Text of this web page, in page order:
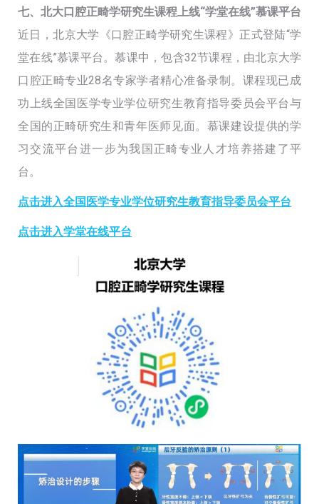
七、北大口腔正畸学研究生课程上线“学堂在线”慕课平台
近日，北京大学《口腔正畸学研究生课程》正式登陆“学
堂在线”慕课平台。慕课中，包含32节课程，由北京大学
口腔正畸专业28名专家学者精心准备录制。课程现已成
功上线全国医学专业学位研究生教育指导委员会平台与
全国的正畸研究生和青年医师见面。 慕课建设提供的学
习交流平台进一步为我国正畸专业人才培养搭建了平
台。
点击进入全国医学专业学位研究生教育指导委员会平台
点击进入学堂在线平台